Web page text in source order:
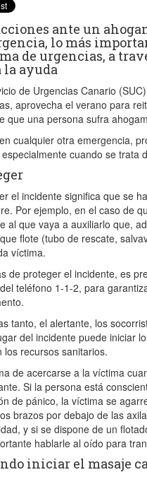
ante un
lo más
de urgencias, a
la ayuda
de Urgencias Canario
aprovecha el verano para
que una persona sufra
cualquier otra emergencia,
cuando se trata
el incidente significa que se
Por ejemplo, en el caso de
al que vaya a auxiliarlo que,
flote (tubo de rescate,
víctima.
de proteger el incidente, es
teléfono 1-1-2, para
tanto, el alertante, los
del incidente puede iniciar
los recursos sanitarios.
de acercarse a la víctima
Si la persona está
de pánico, la víctima se
brazos por debajo de las
y si se dispone de un
hablarle al oído para
iniciar el masaje